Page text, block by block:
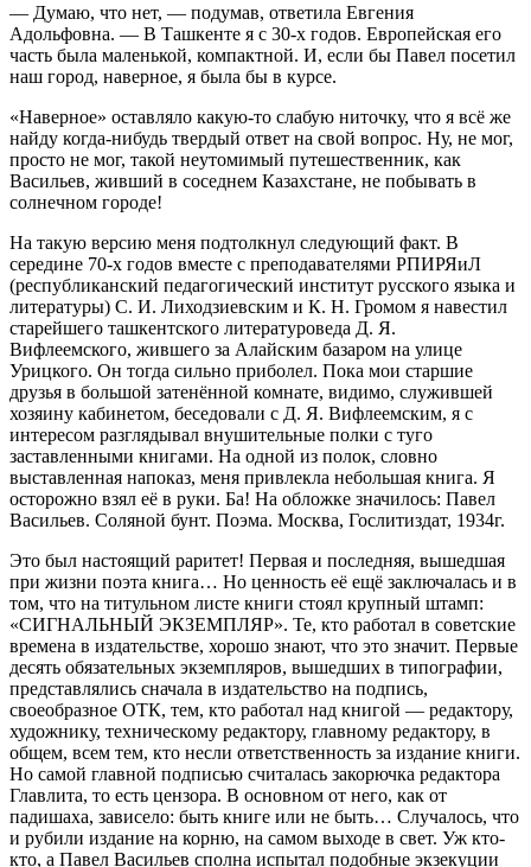
— Думаю, что нет, — подумав, ответила Евгения
Адольфовна. — В Ташкенте я с 30-х годов. Европейская его
часть была маленькой, компактной. И, если бы Павел посетил
наш город, наверное, я была бы в курсе.
«Наверное» оставляло какую-то слабую ниточку, что я всё же
найду когда-нибудь твердый ответ на свой вопрос. Ну, не мог,
просто не мог, такой неутомимый путешественник, как
Васильев, живший в соседнем Казахстане, не побывать в
солнечном городе!
На такую версию меня подтолкнул следующий факт. В
середине 70-х годов вместе с преподавателями РПИРЯиЛ
(республиканский педагогический институт русского языка и
литературы) С. И. Лиходзиевским и К. Н. Громом я навестил
старейшего ташкентского литературоведа Д. Я.
Вифлеемского, жившего за Алайским базаром на улице
Урицкого. Он тогда сильно приболел. Пока мои старшие
друзья в большой затенённой комнате, видимо, служившей
хозяину кабинетом, беседовали с Д. Я. Вифлеемским, я с
интересом разглядывал внушительные полки с туго
заставленными книгами. На одной из полок, словно
выставленная напоказ, меня привлекла небольшая книга. Я
осторожно взял её в руки. Ба! На обложке значилось: Павел
Васильев. Соляной бунт. Поэма. Москва, Гослитиздат, 1934г.
Это был настоящий раритет! Первая и последняя, вышедшая
при жизни поэта книга… Но ценность её ещё заключалась и в
том, что на титульном листе книги стоял крупный штамп:
«СИГНАЛЬНЫЙ ЭКЗЕМПЛЯР». Те, кто работал в советские
времена в издательстве, хорошо знают, что это значит. Первые
десять обязательных экземпляров, вышедших в типографии,
представлялись сначала в издательство на подпись,
своеобразное ОТК, тем, кто работал над книгой — редактору,
художнику, техническому редактору, главному редактору, в
общем, всем тем, кто несли ответственность за издание книги.
Но самой главной подписью считалась закорючка редактора
Главлита, то есть цензора. В основном от него, как от
падишаха, зависело: быть книге или не быть… Случалось, что
и рубили издание на корню, на самом выходе в свет. Уж кто-
кто, а Павел Васильев сполна испытал подобные экзекуции